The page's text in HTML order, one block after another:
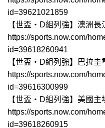
id=39621021859
【世盃‧D組列強】澳洲長
https://sports.now.com/
id=39618260941
【世盃‧D組列強】巴拉圭
https://sports.now.com/
id=39616300999
【世盃‧D組列強】美國主
https://sports.now.com/
id=39618260915